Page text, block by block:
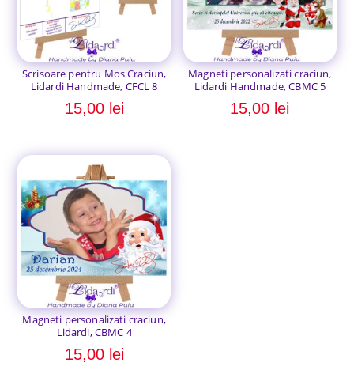
Scrisoare pentru Mos Craciun,
Lidardi Handmade, CFCL 8
15,00 lei
Magneti personalizati craciun,
Lidardi Handmade, CBMC 5
15,00 lei
Magneti personalizati craciun,
Lidardi, CBMC 4
15,00 lei